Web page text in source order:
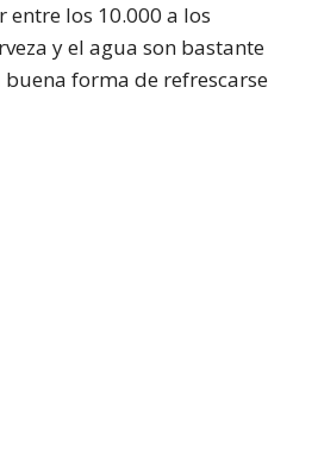
los 10.000 a los
y el agua son bastante
forma de refrescarse